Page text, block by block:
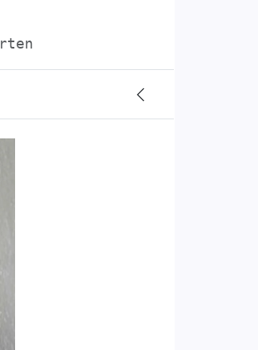
Referenz gemessen.